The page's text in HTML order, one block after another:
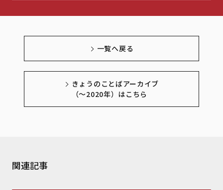
一覧へ戻る
きょうのことばアーカイブ
（～2020年）はこちら
関連記事